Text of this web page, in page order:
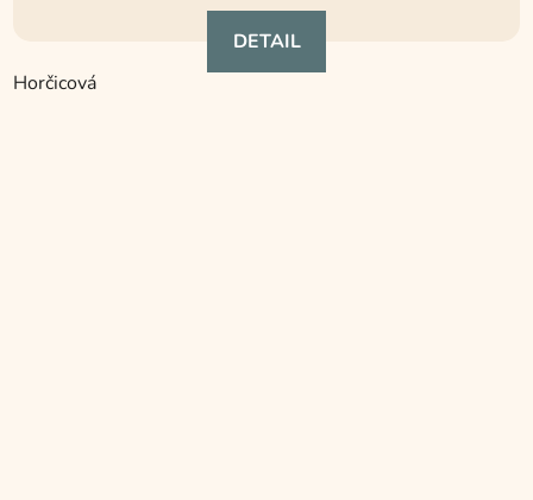
je
5,0
z
DETAIL
Horčicová